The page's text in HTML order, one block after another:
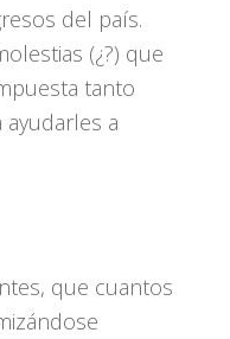
del país.
(¿?) que
tanto
a
que cuantos